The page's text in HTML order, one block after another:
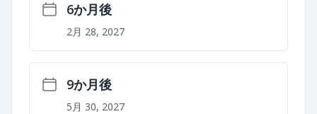
6か月後
2月 28, 2027
9か月後
5月 30, 2027